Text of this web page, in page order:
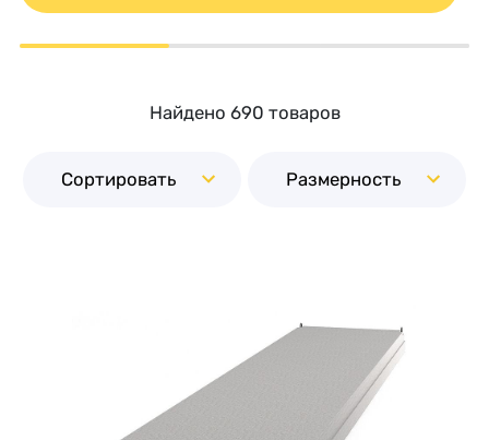
Найдено 690 товаров
Сортировать Размерность